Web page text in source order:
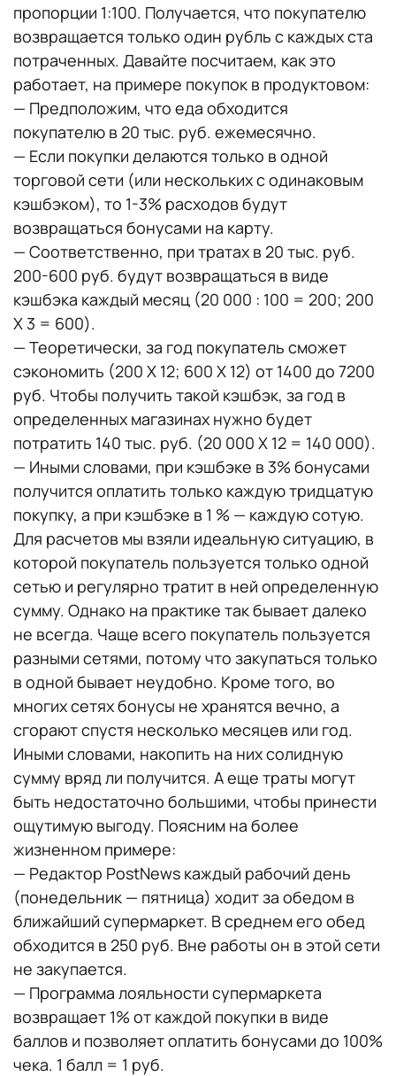
пропорции 1:100. Получается, что покупателю
возвращается только один рубль с каждых ста
потраченных. Давайте посчитаем, как это
работает, на примере покупок в продуктовом:
— Предположим, что еда обходится
покупателю в 20 тыс. руб. ежемесячно.
— Если покупки делаются только в одной
торговой сети (или нескольких с одинаковым
кэшбэком), то 1-3% расходов будут
возвращаться бонусами на карту.
— Соответственно, при тратах в 20 тыс. руб.
200-600 руб. будут возвращаться в виде
кэшбэка каждый месяц (20 000 : 100 = 200; 200
X 3 = 600).
— Теоретически, за год покупатель сможет
сэкономить (200 Х 12; 600 X 12) от 1400 до 7200
руб. Чтобы получить такой кэшбэк, за год в
определенных магазинах нужно будет
потратить 140 тыс. руб. (20 000 X 12 = 140 000).
— Иными словами, при кэшбэке в 3% бонусами
получится оплатить только каждую тридцатую
покупку, а при кэшбэке в 1 % — каждую сотую.
Для расчетов мы взяли идеальную ситуацию, в
которой покупатель пользуется только одной
сетью и регулярно тратит в ней определенную
сумму. Однако на практике так бывает далеко
не всегда. Чаще всего покупатель пользуется
разными сетями, потому что закупаться только
в одной бывает неудобно. Кроме того, во
многих сетях бонусы не хранятся вечно, а
сгорают спустя несколько месяцев или год.
Иными словами, накопить на них солидную
сумму вряд ли получится. А еще траты могут
быть недостаточно большими, чтобы принести
ощутимую выгоду. Поясним на более
жизненном примере:
— Редактор PostNews каждый рабочий день
(понедельник — пятница) ходит за обедом в
ближайший супермаркет. В среднем его обед
обходится в 250 руб. Вне работы он в этой сети
не закупается.
— Программа лояльности супермаркета
возвращает 1% от каждой покупки в виде
баллов и позволяет оплатить бонусами до 100%
чека. 1 балл = 1 руб.